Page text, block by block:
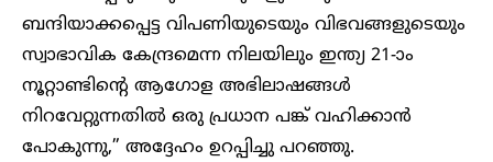
ബന്ദിയാക്കപ്പെട്ട വിപണിയുടെയും വിഭവങ്ങളുടെയും
സ്വാഭാവിക കേന്ദ്രമെന്ന നിലയിലും ഇന്ത്യ 21-ാം
നൂറ്റാണ്ടിന്റെ ആഗോള അഭിലാഷങ്ങൾ
നിറവേറ്റുന്നതിൽ ഒരു പ്രധാന പങ്ക് വഹിക്കാൻ
പോകുന്നു,” അദ്ദേഹം ഉറപ്പിച്ചു പറഞ്ഞു.